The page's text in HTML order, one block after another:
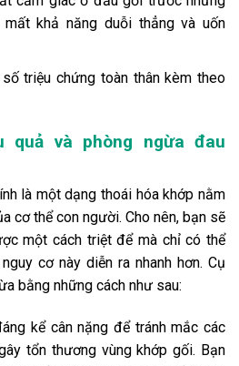
khả năng duỗi thẳng và uốn
triệu chứng toàn thân kèm theo
quả và phòng ngừa đau
là một dạng thoái hóa khớp nằm
cơ thể con người. Cho nên, bạn sẽ
một cách triệt để mà chỉ có thể
cơ này diễn ra nhanh hơn. Cụ
bằng những cách như sau:
kể cân nặng để tránh mắc các
tổn thương vùng khớp gối. Bạn